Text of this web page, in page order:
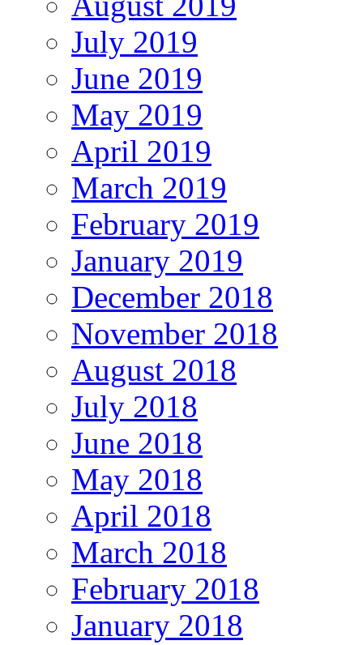
July 2019
June 2019
May 2019
April 2019
March 2019
February 2019
January 2019
December 2018
November 2018
August 2018
July 2018
June 2018
May 2018
April 2018
March 2018
February 2018
January 2018